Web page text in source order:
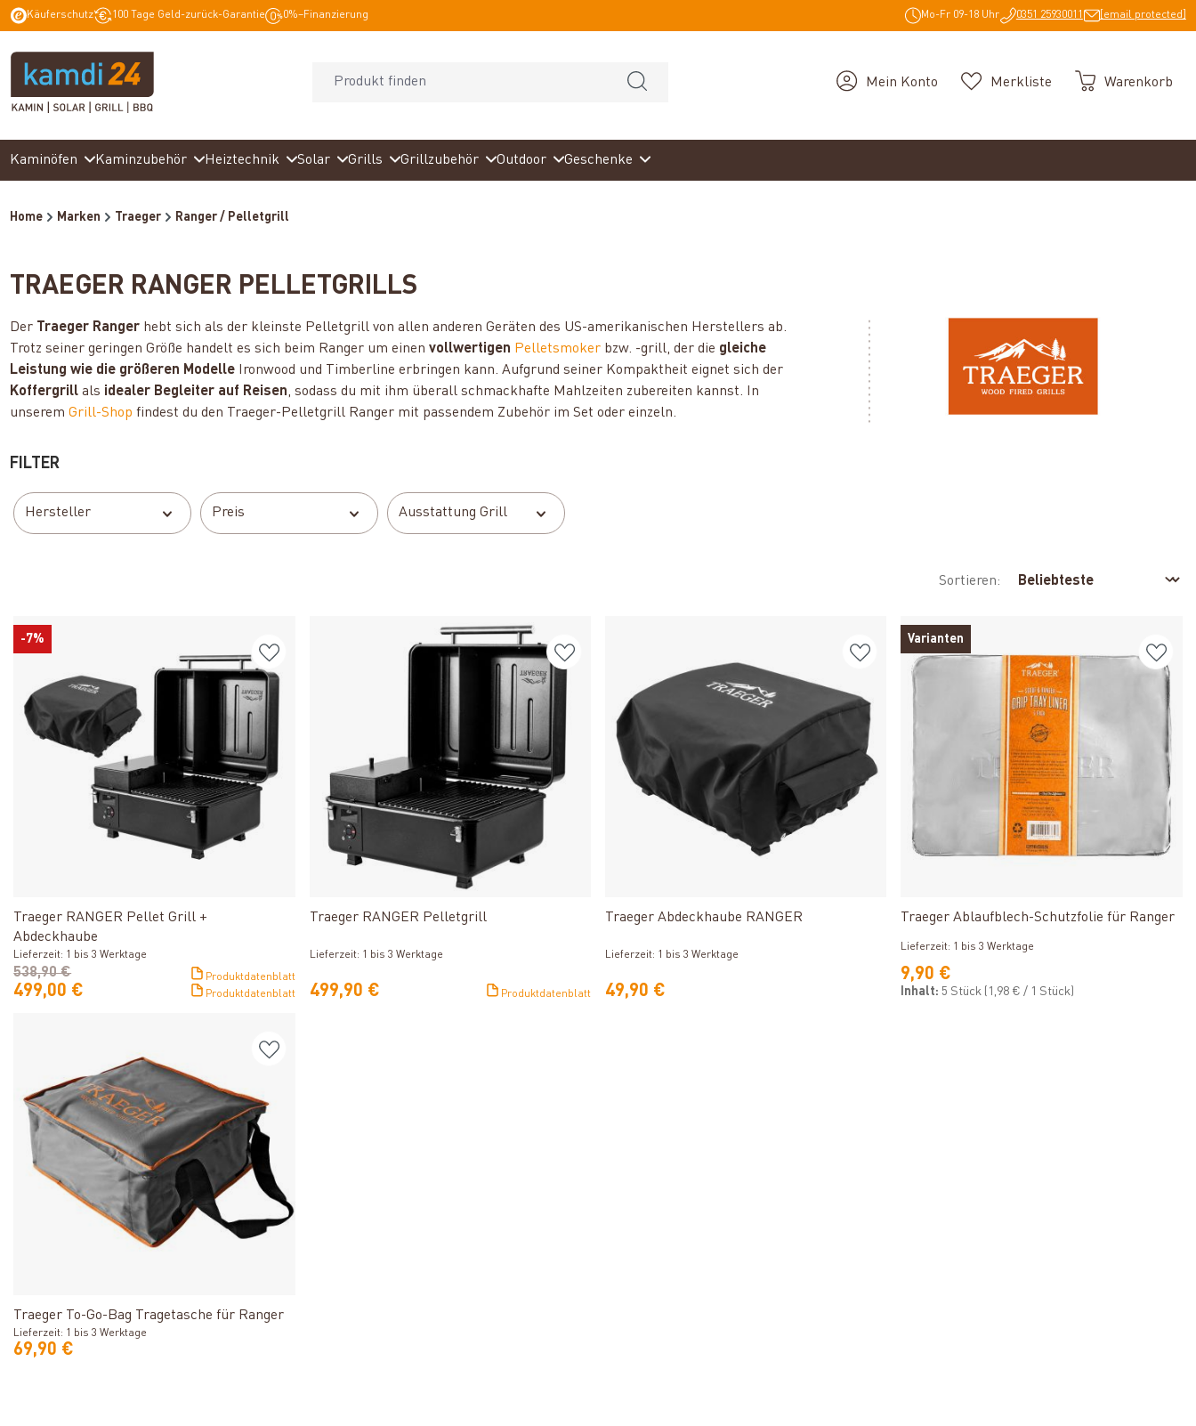
Zur Hauptnavigation springen
Käuferschutz 100 Tage Geld-zurück-Garantie 0%–Finanzierung Mo-Fr 09-18 Uhr 0351 25930011 [email protected]
Mein Konto Merkliste Warenkorb
Kaminöfen Kaminzubehör Heiztechnik Solar Grills Grillzubehör Outdoor Geschenke
Home Marken Traeger Ranger / Pelletgrill
TRAEGER RANGER PELLETGRILLS
Der Traeger Ranger hebt sich als der kleinste Pelletgrill von allen anderen Geräten des US-amerikanischen Herstellers ab.
Trotz seiner geringen Größe handelt es sich beim Ranger um einenvollwertigen Pelletsmoker bzw. -grill, der die gleiche
Leistung wie die größeren Modelle Ironwood und Timberline erbringen kann. Aufgrund seiner Kompaktheit eignet sich der
Koffergrill als idealer Begleiter auf Reisen, sodass du mit ihm überall schmackhafte Mahlzeiten zubereiten kannst. In
unseremGrill-Shop findest du den Traeger-Pelletgrill Ranger mit passendem Zubehör im Set oder einzeln.
FILTER
Hersteller Preis Ausstattung Grill
Sortieren:
-7%
Traeger RANGER Pellet Grill +
Abdeckhaube
Lieferzeit: 1 bis 3 Werktage
499,00 €
538,90 €
Produktdatenblatt
Produktdatenblatt
Produkt ansehen
Traeger RANGER Pelletgrill
Lieferzeit: 1 bis 3 Werktage
499,90 € Produktdatenblatt
Traeger Abdeckhaube RANGER
Lieferzeit: 1 bis 3 Werktage
49,90 €
Varianten
Traeger Ablaufblech-Schutzfolie für Ranger
Lieferzeit: 1 bis 3 Werktage
9,90 €
Inhalt: 5 Stück (1,98 € / 1 Stück)
Traeger To-Go-Bag Tragetasche für Ranger
Lieferzeit: 1 bis 3 Werktage
69,90 €